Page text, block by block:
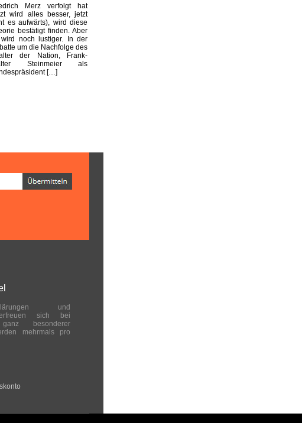
Merz verfolgt hat
wird alles besser, jetzt
es aufwärts), wird diese
bestätigt finden. Aber
noch lustiger. In der
um die Nachfolge des
der Nation, Frank-
Steinmeier als
[…]
und
erfreuen sich bei
besonderer
mehrmals pro